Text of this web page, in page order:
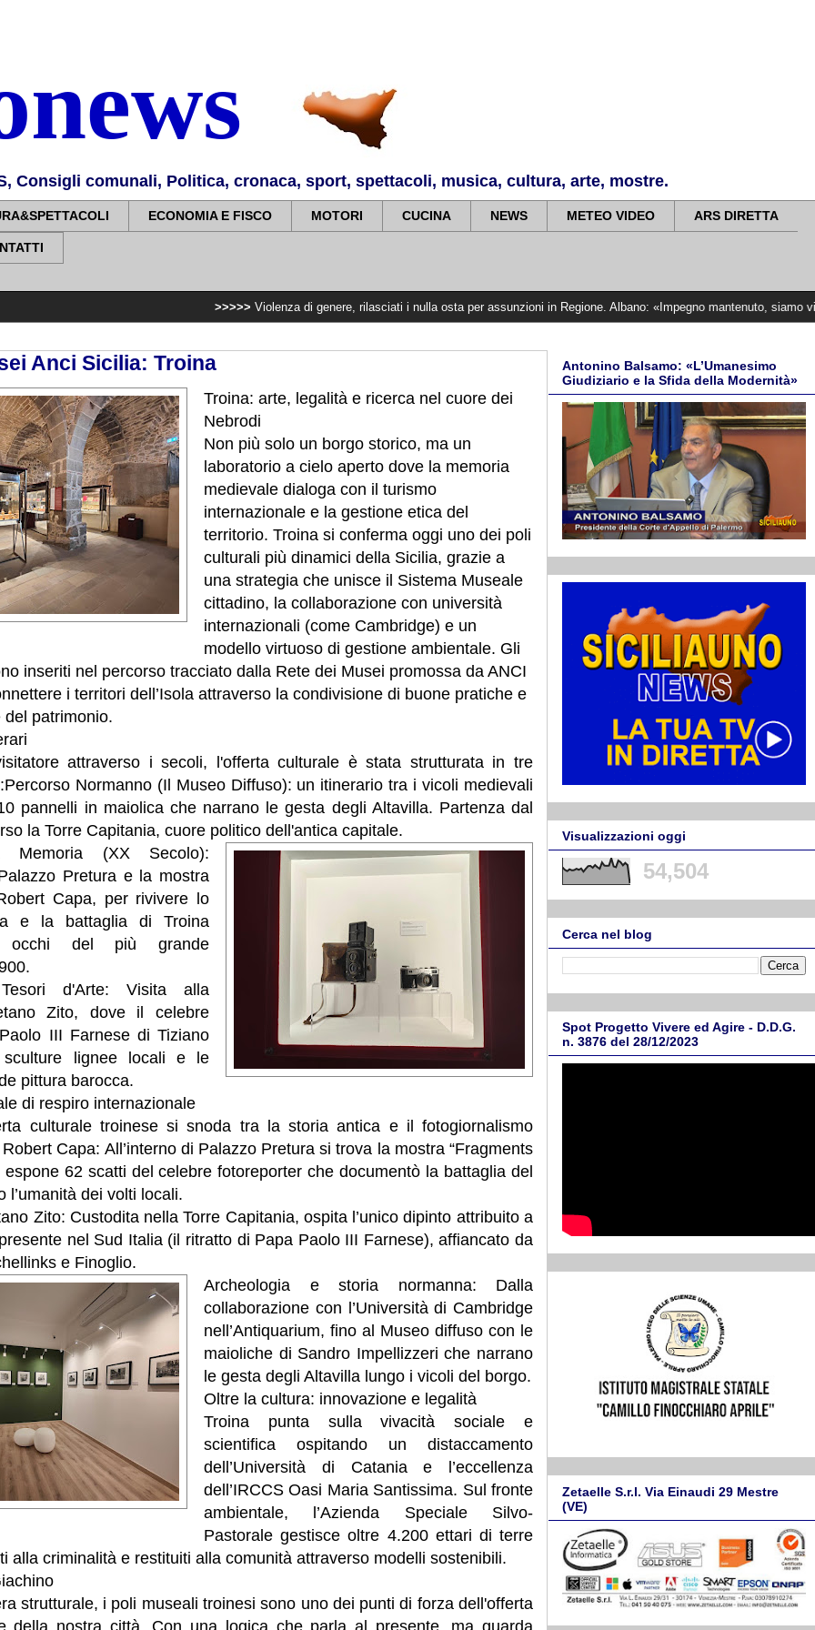
Consigli comunali, Politica, cronaca, sport, spettacoli, musica, cultura, arte, mostre.
ECONOMIA E FISCO MOTORI CUCINA NEWS METEO VIDEO ARS DIRETTA
Violenza di genere, rilasciati i nulla osta per assunzioni in Regione. Albano: «Impegno mantenuto, siamo vicini alle
Anci Sicilia: Troina
Troina: arte, legalità e ricerca nel cuore dei
Nebrodi
Non più solo un borgo storico, ma un
laboratorio a cielo aperto dove la memoria
medievale dialoga con il turismo
internazionale e la gestione etica del
territorio. Troina si conferma oggi uno dei poli
culturali più dinamici della Sicilia, grazie a
una strategia che unisce il Sistema Museale
cittadino, la collaborazione con università
internazionali (come Cambridge) e un
modello virtuoso di gestione ambientale. Gli
inseriti nel percorso tracciato dalla Rete dei Musei promossa da ANCI
i territori dell’Isola attraverso la condivisione di buone pratiche e
patrimonio.
attraverso i secoli, l'offerta culturale è stata strutturata in tre
Normanno (Il Museo Diffuso): un itinerario tra i vicoli medievali
pannelli in maiolica che narrano le gesta degli Altavilla. Partenza dal
la Torre Capitania, cuore politico dell'antica capitale.
Memoria (XX Secolo):
Pretura e la mostra
Capa, per rivivere lo
e la battaglia di Troina
occhi del più grande
d'Arte: Visita alla
Zito, dove il celebre
III Farnese di Tiziano
lignee locali e le
pittura barocca.
di respiro internazionale
culturale troinese si snoda tra la storia antica e il fotogiornalismo
Capa: All’interno di Palazzo Pretura si trova la mostra “Fragments
espone 62 scatti del celebre fotoreporter che documentò la battaglia del
l’umanità dei volti locali.
Zito: Custodita nella Torre Capitania, ospita l’unico dipinto attribuito a
nel Sud Italia (il ritratto di Papa Paolo III Farnese), affiancato da
e Finoglio.
Archeologia e storia normanna: Dalla
collaborazione con l’Università di Cambridge
nell’Antiquarium, fino al Museo diffuso con le
maioliche di Sandro Impellizzeri che narrano
le gesta degli Altavilla lungo i vicoli del borgo.
Oltre la cultura: innovazione e legalità
Troina punta sulla vivacità sociale e
scientifica ospitando un distaccamento
dell’Università di Catania e l’eccellenza
dell’IRCCS Oasi Maria Santissima. Sul fronte
ambientale, l’Azienda Speciale Silvo-
Pastorale gestisce oltre 4.200 ettari di terre
alla criminalità e restituiti alla comunità attraverso modelli sostenibili.
strutturale, i poli museali troinesi sono uno dei punti di forza dell'offerta
della nostra città. Con una logica che parla al presente, ma guarda
Antonino Balsamo: «L’Umanesimo
Giudiziario e la Sfida della Modernità»
Visualizzazioni oggi
54,504
Cerca nel blog
Spot Progetto Vivere ed Agire - D.D.G.
n. 3876 del 28/12/2023
Zetaelle S.r.l. Via Einaudi 29 Mestre
(VE)